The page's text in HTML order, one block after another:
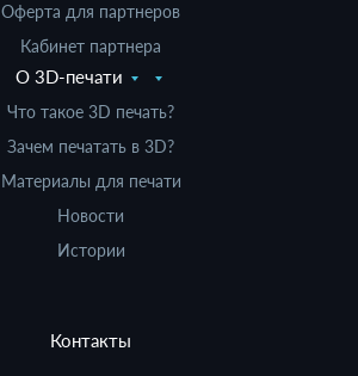
Оферта для партнеров
Кабинет партнера
О 3D-печати
Что такое 3D печать?
Зачем печатать в 3D?
Материалы для печати
Новости
Истории
Контакты